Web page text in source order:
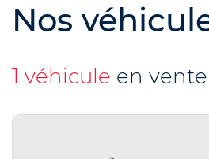
Nos
1 véhicule en vente